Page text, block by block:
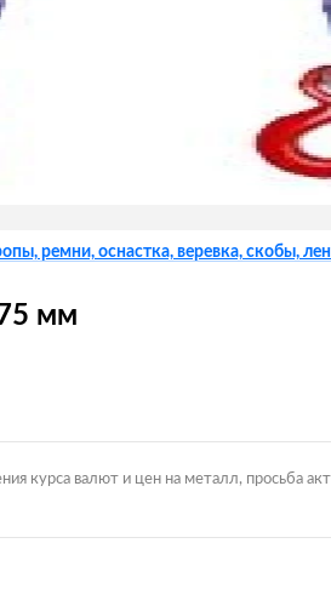
ремни, оснастка, веревка, скобы,
мм
курса валют и цен на металл, просьба